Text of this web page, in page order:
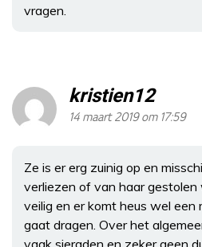
vragen.
kristien12
14 maart 2019 om 17:59
Ze is er erg zuinig op en
verliezen of van haar
veilig en er komt heus wel
gaat dragen. Over het
vaak sieraden en zeker geen